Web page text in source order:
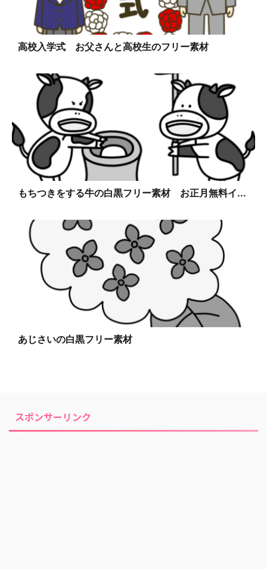
高校入学式 お父さんと高校生のフリー素材
もちつきをする牛の白黒フリー素材 お正月無料イ...
あじさいの白黒フリー素材
スポンサーリンク